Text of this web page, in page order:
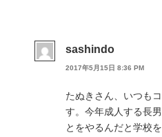
sashindo
2017年5月15日 8:36 PM
たぬきさん、いつも
す。今年成人する長
とをやるんだと学校